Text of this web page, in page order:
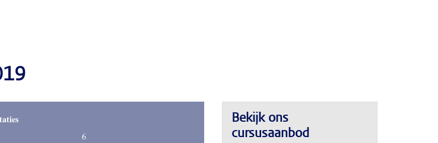
6
Bekijk ons
cursusaanbod